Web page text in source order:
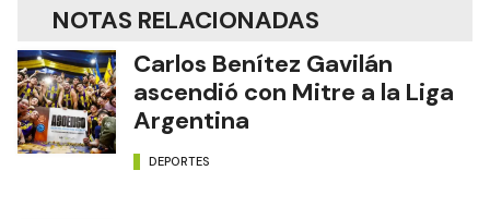
NOTAS RELACIONADAS
Carlos Benítez Gavilán
ascendió con Mitre a la Liga
Argentina
DEPORTES